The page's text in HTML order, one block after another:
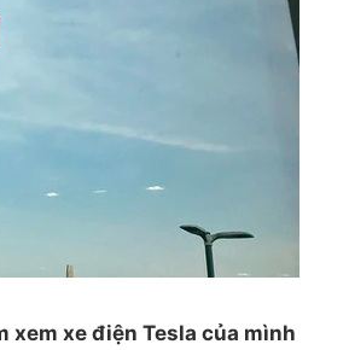
xem xe điện Tesla của mình